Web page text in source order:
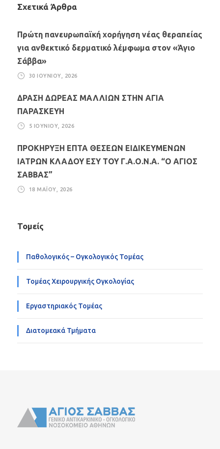
Σχετικά Άρθρα
Πρώτη πανευρωπαϊκή χορήγηση νέας θεραπείας
για ανθεκτικό δερματικό λέμφωμα στον «Άγιο
Σάββα»
30 ΙΟΥΝΊΟΥ, 2026
ΔΡΑΣΗ ΔΩΡΕΑΣ ΜΑΛΛΙΩΝ ΣΤΗΝ ΑΓΙΑ
ΠΑΡΑΣΚΕΥΗ
5 ΙΟΥΝΊΟΥ, 2026
ΠΡΟΚΗΡΥΞΗ ΕΠΤΑ ΘΕΣΕΩΝ ΕΙΔΙΚΕΥΜΕΝΩΝ
ΙΑΤΡΩΝ ΚΛΑΔΟΥ ΕΣΥ ΤΟΥ Γ.Α.Ο.Ν.Α. “Ο ΑΓΙΟΣ
ΣΑΒΒΑΣ”
18 ΜΑΪ́ΟΥ, 2026
Τομείς
Παθολογικός – Ογκολογικός Τομέας
Τομέας Χειρουργικής Ογκολογίας
Εργαστηριακός Τομέας
Διατομεακά Τμήματα